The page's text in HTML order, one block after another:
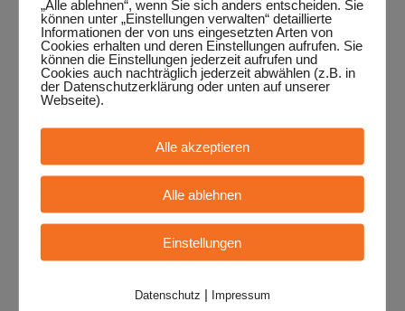
Funk, Cumbica und Reggae, viel
Bewegung und akrobatischer
Spielfreude entsteht ein Sog, dem
man sich kaum entziehen kann.
Publikum, wird lauter, wilder und
lebendiger, je mehr Menschen
stehen bleiben, klatschen und
mittanzen. Loop ’n Loompa stehen
für echten Street Spirit: offene
Räume, direkter...
„Alle ablehnen“, wenn Sie sich anders entscheiden. Sie
können unter „Einstellungen verwalten“ detaillierte
Informationen der von uns eingesetzten Arten von
Cookies erhalten und deren Einstellungen aufrufen. Sie
können die Einstellungen jederzeit aufrufen und
Cookies auch nachträglich jederzeit abwählen (z.B. in
der Datenschutzerklärung oder unten auf unserer
Webseite).
Alle akzeptieren
Alle ablehnen
Einstellungen
Datenschutz | Impressum